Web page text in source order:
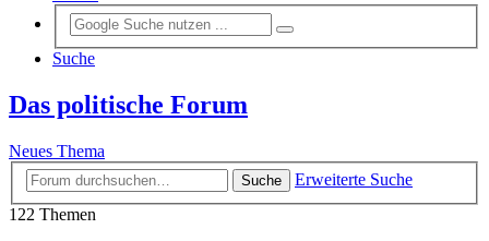
Suche
Das politische Forum
Neues Thema
Suche
Erweiterte Suche
122 Themen